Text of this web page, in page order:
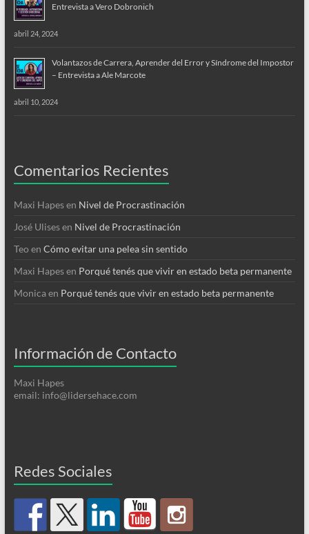
Entrevista a Vero Dobronich
abril 24, 2024
Volantazos de Carrera, Aprender del Error y Síndrome del Impostor
– Entrevista a Ale Marcote
abril 10, 2024
Comentarios Recientes
Maxi Hapesen Nivel de Procrastinación
José Ulisesen Nivel de Procrastinación
Teo en Cómo evitar una pelea sin sentido
Maxi Hapesen Porqué tenés que vivir en estado beta permanente
Monicaen Porqué tenés que vivir en estado beta permanente
Información de Contacto
Maxi Hapes
email: info@lidersehace.com
Redes Sociales